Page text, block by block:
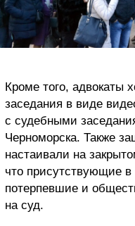
Кроме того, адвокаты
заседания в виде
с судебными
Черноморска. Также
настаивали на
что присутствующие
потерпевшие и
на суд.